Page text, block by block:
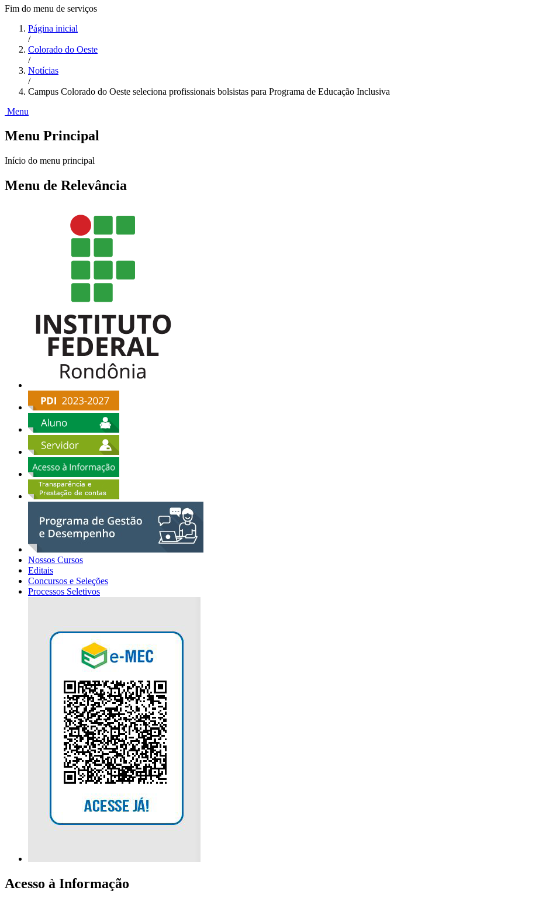
Fim do menu de serviços
Página inicial
/
Colorado do Oeste
/
Notícias
/
Campus Colorado do Oeste seleciona profissionais bolsistas para Programa de Educação Inclusiva
Menu
Menu Principal
Início do menu principal
Menu de Relevância
Nossos Cursos
Editais
Concursos e Seleções
Processos Seletivos
Acesso à Informação